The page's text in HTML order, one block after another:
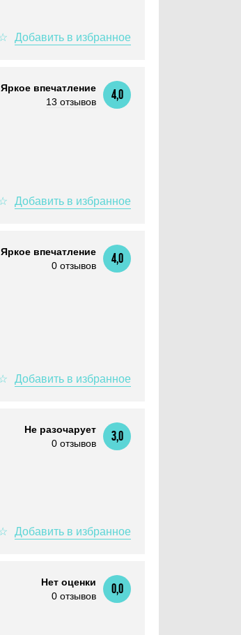
Яркое впечатление
13 отзывов
4,0
Яркое впечатление
0 отзывов
4,0
Не разочарует
0 отзывов
3,0
Нет оценки
0 отзывов
0,0